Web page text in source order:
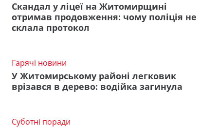
Скандал у ліцеї на Житомирщині
отримав продовження: чому поліція не
склала протокол
Гарячі новини
У Житомирському районі легковик
врізався в дерево: водійка загинула
Суботні поради